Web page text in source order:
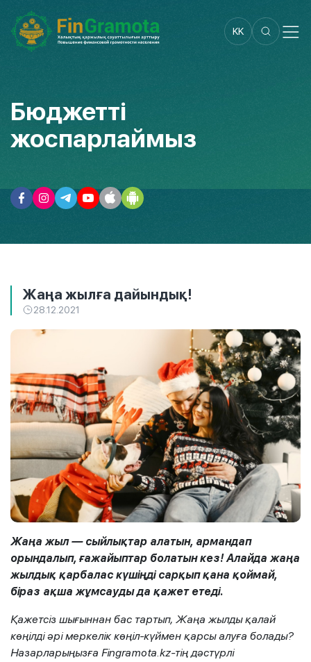
KK
Бюджетті
жоспарлаймыз
Жаңа жылға дайындық!
28.12.2021
Жаңа жыл — сыйлықтар алатын, армандап
орындалып, ғажайыптар болатын кез! Алайда жаңа
жылдық қарбалас күшіңді сарқып қана қоймай,
біраз ақша жұмсауды да қажет етеді.
Қажетсіз шығыннан бас тартып, Жаңа жылды қалай
көңілді әрі меркелік көңіл-күймен қарсы алуға болады?
Назарларыңызға Fingramota.kz-тің дәстүрлі